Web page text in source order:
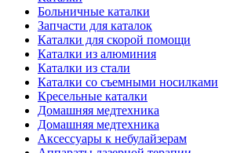
Больничные каталки
Запчасти для каталок
Каталки для скорой помощи
Каталки из алюминия
Каталки из стали
Каталки со съемными носилками
Кресельные каталки
Домашняя медтехника
Домашняя медтехника
Аксессуары к небулайзерам